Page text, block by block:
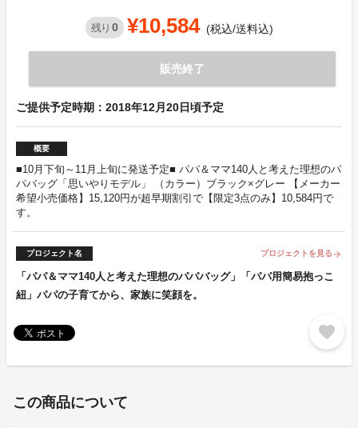
残り 0 ¥10,584 (税込/送料込)
販売終了
ご提供予定時期：2018年12月20日頃予定
概要
■10月下旬～11月上旬に発送予定■ パパ＆ママ140人と考えた理想のパ
パバッグ「思いやりモデル」 （カラー）ブラック×グレー 【メーカー
希望小売価格】15,120円が超早期割引で【限定3点のみ】10,584円で
す。
プロジェクト名 プロジェクトを見る arrow_forward
「パパ＆ママ140人と考えた理想のパパバッグ」「パパ用簡易抱っこ
紐」パパの子育てから、家族に笑顔を。
favorite
この商品について